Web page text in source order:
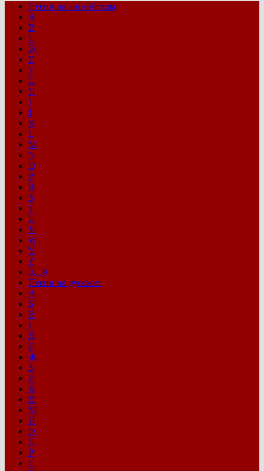
Песни на английском
A
B
C
D
E
F
G
H
I
J
K
L
M
N
O
P
R
S
T
U
V
W
Y
Z
0…9
Песни на русском
А
Б
В
Г
Д
Е
Ж
З
И
К
Л
М
Н
О
П
Р
С